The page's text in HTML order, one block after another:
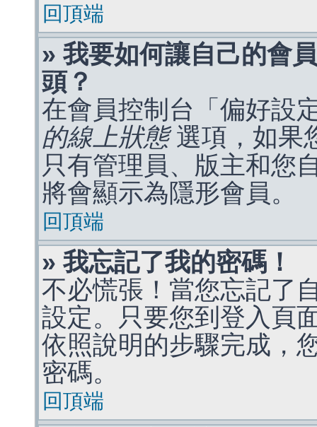
回頂端
» 我要如何讓自己的會
頭？
在會員控制台「偏好設
的線上狀態選項，如果
只有管理員、版主和您
將會顯示為隱形會員。
回頂端
» 我忘記了我的密碼！
不必慌張！當您忘記了
設定。只要您到登入頁
依照說明的步驟完成，
密碼。
回頂端